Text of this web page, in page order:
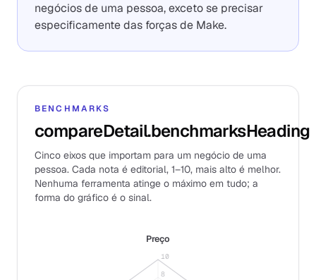
negócios de uma pessoa, exceto se precisar
especificamente das forças de Make.
BENCHMARKS
compareDetail.benchmarksHeading
Cinco eixos que importam para um negócio de uma
pessoa. Cada nota é editorial, 1–10, mais alto é melhor.
Nenhuma ferramenta atinge o máximo em tudo; a
forma do gráfico é o sinal.
8
10
Preço